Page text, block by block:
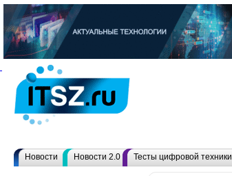
Новости Новости 2.0 Тесты цифровой техники